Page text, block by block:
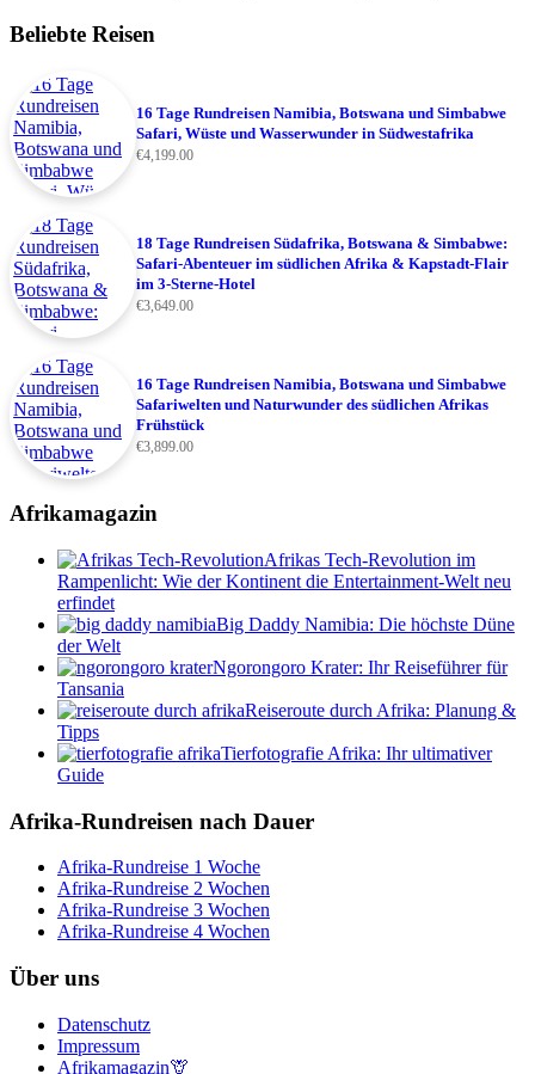
Beliebte Reisen
16 Tage Rundreisen Namibia, Botswana und Simbabwe
Safari, Wüste und Wasserwunder in Südwestafrika
€4,199.00
18 Tage Rundreisen Südafrika, Botswana & Simbabwe:
Safari-Abenteuer im südlichen Afrika & Kapstadt-Flair
im 3-Sterne-Hotel
€3,649.00
16 Tage Rundreisen Namibia, Botswana und Simbabwe
Safariwelten und Naturwunder des südlichen Afrikas
Frühstück
€3,899.00
Afrikamagazin
Afrikas Tech-Revolution im
Rampenlicht: Wie der Kontinent die Entertainment-Welt neu
erfindet
Big Daddy Namibia: Die höchste Düne
der Welt
Ngorongoro Krater: Ihr Reiseführer für
Tansania
Reiseroute durch Afrika: Planung &
Tipps
Tierfotografie Afrika: Ihr ultimativer
Guide
Afrika-Rundreisen nach Dauer
Afrika-Rundreise 1 Woche
Afrika-Rundreise 2 Wochen
Afrika-Rundreise 3 Wochen
Afrika-Rundreise 4 Wochen
Über uns
Datenschutz
Impressum
Afrikamagazin🦒